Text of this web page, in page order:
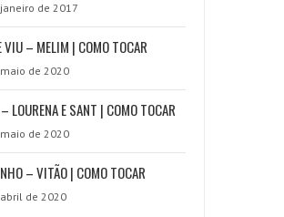
de 2017
VIU – MELIM | COMO TOCAR
de 2020
LOURENA E SANT | COMO TOCAR
de 2020
– VITÃO | COMO TOCAR
de 2020